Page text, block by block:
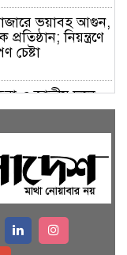
ভয়াবহ আগুন,
নিয়ন্ত্রণে
চেষ্টা
ও জাতীয় দলে
ইঙ্গিত ক্রীড়া
বিকাশ, সহজ
গণঅভ্যুত্থান